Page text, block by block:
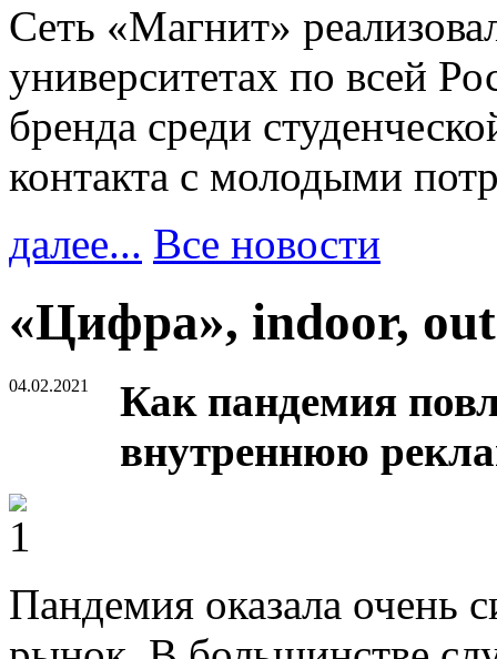
Сеть «Магнит»
университетах по всей
бренда среди
контакта с молодыми
далее... Все новости
«Цифра», indoor,
04.02.2021
Как пандемия
внутреннюю
Пандемия оказала очень